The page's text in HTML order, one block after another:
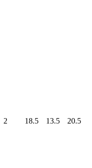
2 18.5 13.5 20.5